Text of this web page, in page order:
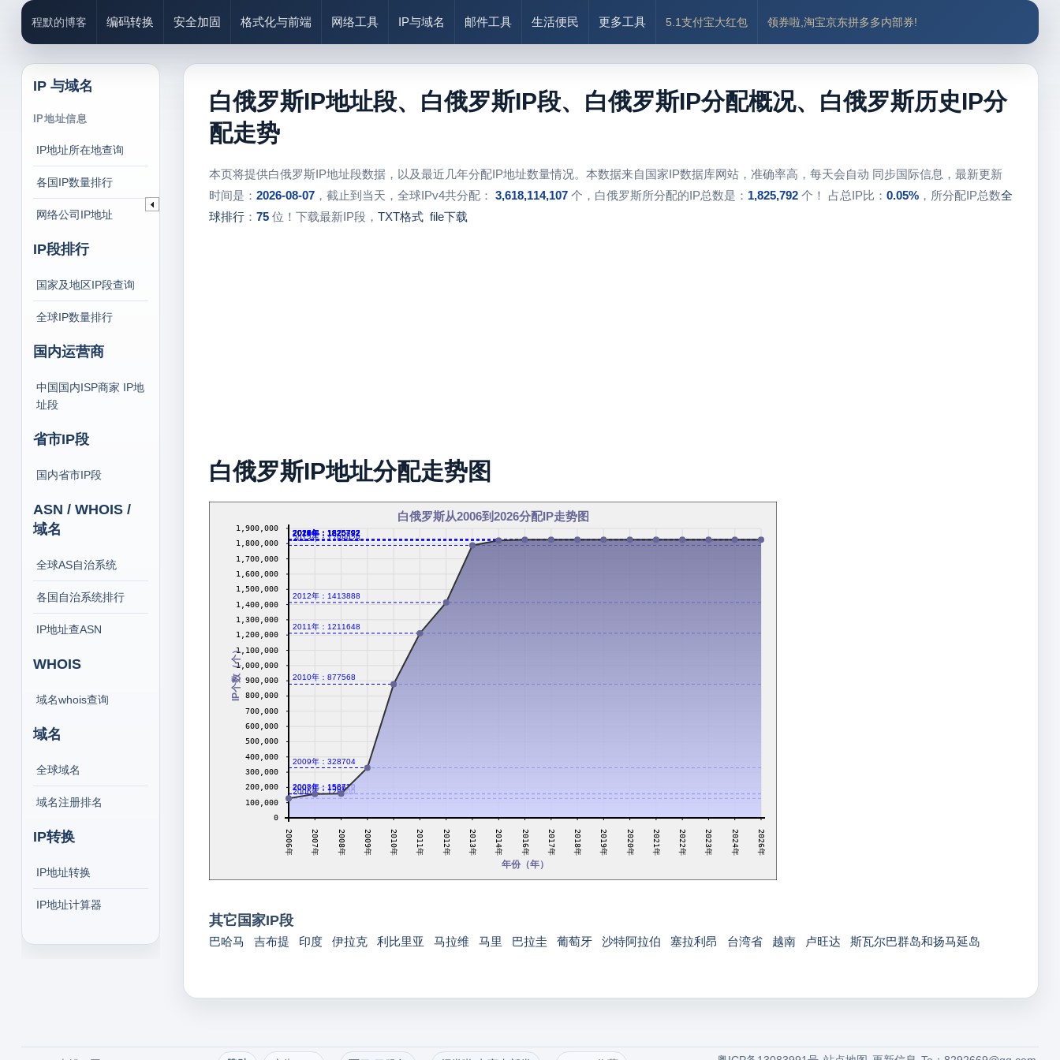
程默的博客 编码转换 安全加固 格式化与前端 网络工具 IP与域名 邮件工具 生活便民 更多工具 5.1支付宝大红包 领券啦,淘宝京东拼多多内部券!
IP 与域名
IP地址信息
IP地址所在地查询
各国IP数量排行
网络公司IP地址
IP段排行
国家及地区IP段查询
全球IP数量排行
国内运营商
中国国内ISP商家 IP地
址段
省市IP段
国内省市IP段
ASN / WHOIS /
域名
全球AS自治系统
各国自治系统排行
IP地址查ASN
WHOIS
域名whois查询
域名
全球域名
域名注册排名
IP转换
IP地址转换
IP地址计算器
白俄罗斯IP地址段、白俄罗斯IP段、白俄罗斯IP分配概况、白俄罗斯历史IP分
配走势
本页将提供白俄罗斯IP地址段数据，以及最近几年分配IP地址数量情况。本数据来自国家IP数据库网站，准确率高，每天会自动 同步国际信息，最新更新
时间是： 2026-08-07，截止到当天，全球IPv4共分配： 3,618,114,107个，白俄罗斯所分配的IP总数是： 1,825,792个！ 占总IP比： 0.05%，所分配IP总数全
球排行： 75位！下载最新IP段， TXT格式 file下载
白俄罗斯IP地址分配走势图
白俄罗斯从2006到2026分配IP走势图
2006年：128000
2007年：156672
2008年：158720
2009年：328704
2010年：877568
2011年：1211648
2012年：1413888
2013年：1788928
2014年：1820672
2016年：1825792
2017年：1825792
2018年：1825792
2019年：1825792
2020年：1825792
2021年：1825792
2022年：1825792
2023年：1825792
2024年：1825792
2026年：1825792
0
100,000
200,000
300,000
400,000
500,000
600,000
700,000
800,000
900,000
1,000,000
1,100,000
1,200,000
1,300,000
1,400,000
1,500,000
1,600,000
1,700,000
1,800,000
1,900,000
2006年 2007年 2008年 2009年 2010年 2011年 2012年 2013年 2014年 2016年 2017年 2018年 2019年 2020年 2021年 2022年 2023年 2024年 2026年
年份（年）
IP个数（个）
其它国家IP段
巴哈马 吉布提 印度 伊拉克 利比里亚 马拉维 马里 巴拉圭 葡萄牙 沙特阿拉伯 塞拉利昂 台湾省 越南 卢旺达 斯瓦尔巴群岛和扬马延岛